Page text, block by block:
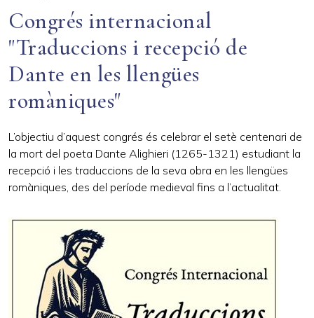
Congrés internacional
"Traduccions i recepció de
Dante en les llengües
romàniques"
L’objectiu d’aquest congrés és celebrar el setè centenari de
la mort del poeta Dante Alighieri (1265-1321) estudiant la
recepció i les traduccions de la seva obra en les llengües
romàniques, des del període medieval fins a l’actualitat.